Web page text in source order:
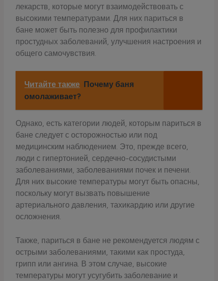
лекарств, которые могут взаимодействовать с
высокими температурами. Для них париться в
бане может быть полезно для профилактики
простудных заболеваний, улучшения настроения и
общего самочувствия.
Читайте также Почему баня
омолаживает?
Однако, есть категории людей, которым париться в
бане следует с осторожностью или под
медицинским наблюдением. Это, прежде всего,
люди с гипертонией, сердечно-сосудистыми
заболеваниями, заболеваниями почек и печени.
Для них высокие температуры могут быть опасны,
поскольку могут вызвать повышение
артериального давления, тахикардию или другие
осложнения.
Также, париться в бане не рекомендуется людям с
острыми заболеваниями, такими как простуда,
грипп или ангина. В этом случае, высокие
температуры могут усугубить заболевание и